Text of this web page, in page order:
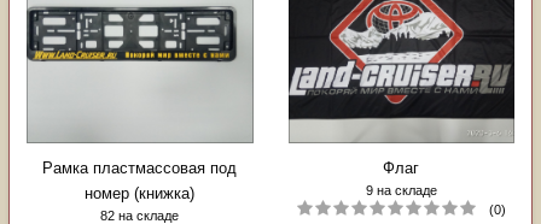
Рамка пластмассовая под
номер (книжка)
82 на складе
Флаг
9 на складе
(0)